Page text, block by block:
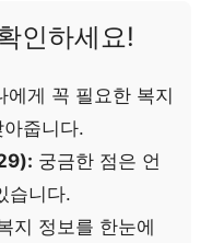
인하세요!
에게 꼭 필요한 복지
줍니다.
궁금한 점은 언
습니다.
지 정보를 한눈에